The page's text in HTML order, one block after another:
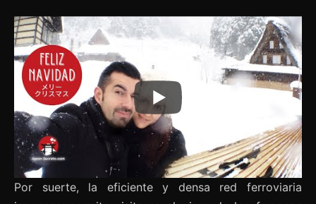
Por suerte, la eficiente y densa red ferroviaria